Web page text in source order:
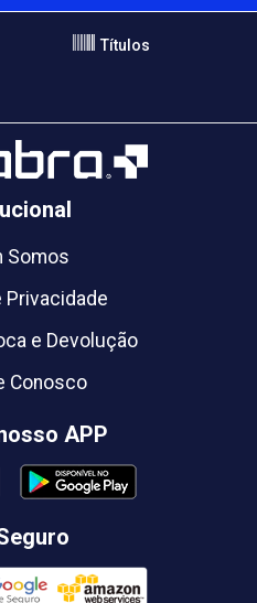
Títulos
Somos
Privacidade
e Devolução
Conosco
APP